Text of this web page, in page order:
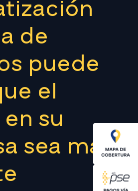
de
puede
el
su
sea más